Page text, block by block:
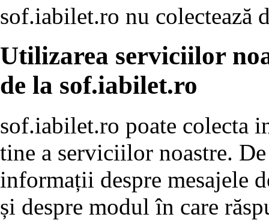
sof.iabilet.ro nu colectează
Utilizarea serviciilor
de la sof.iabilet.ro
sof.iabilet.ro poate colecta
tine a serviciilor noastre. De
informații despre mesajele
și despre modul în care